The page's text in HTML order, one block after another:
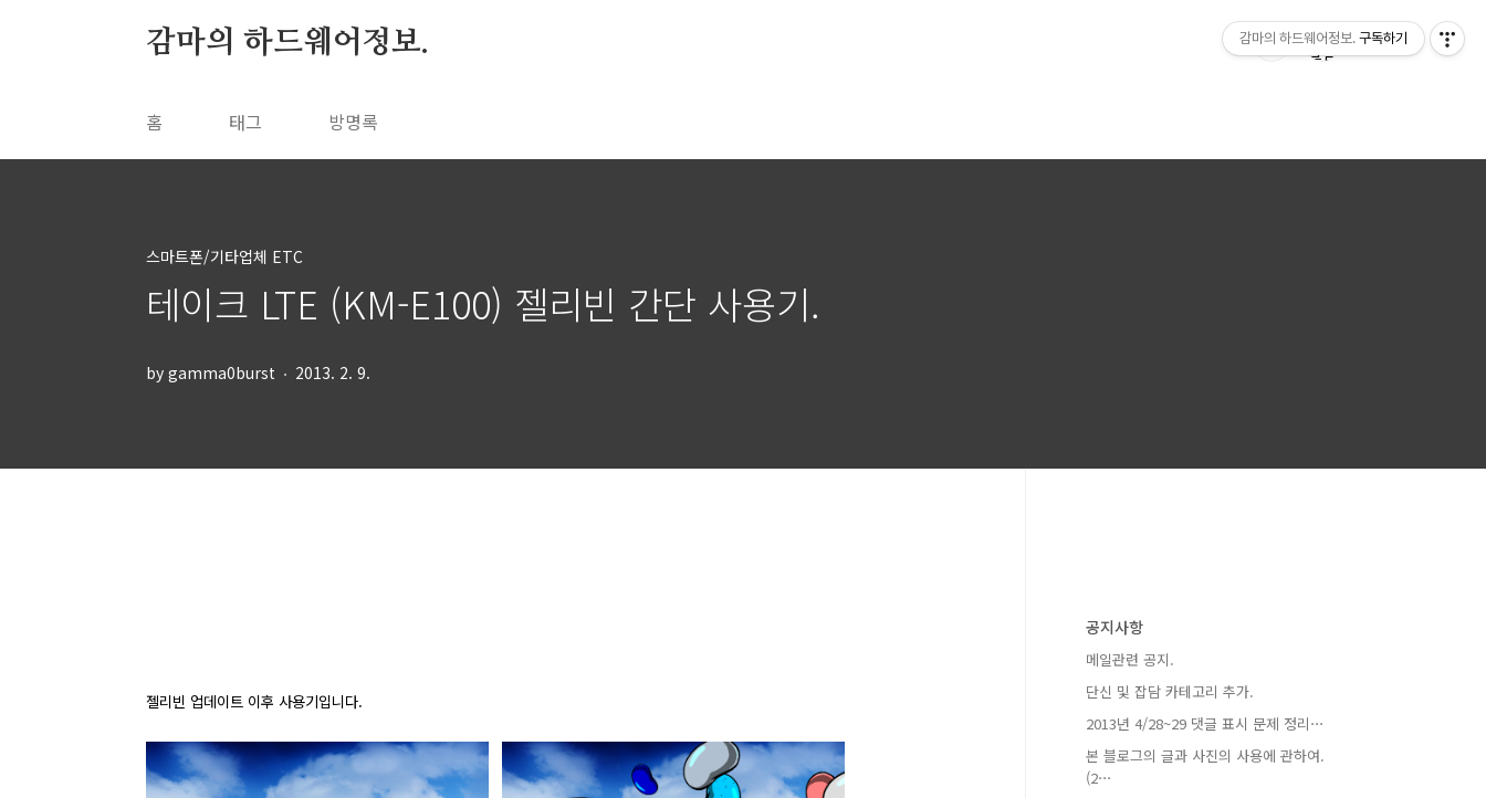
감마의 하드웨어정보.
홈 태그 방명록
스마트폰/기타업체 ETC
테이크 LTE (KM-E100) 젤리빈 간단 사용기.
by gamma0burst 2013. 2. 9.
젤리빈 업데이트 이후 사용기입니다.
공지사항
메일관련 공지.
단신 및 잡담 카테고리 추가.
2013년 4/28~29 댓글 표시 문제 정리⋯
본 블로그의 글과 사진의 사용에 관하여.
(2⋯
감마의 하드웨어정보. 구독하기